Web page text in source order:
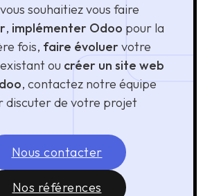
souhaitiez vous faire
, implémenter Odoo pour la
fois, faire évoluer votre
ou créer un site web
, contactez notre équipe
discuter de votre projet
Nous contacter
Nos références